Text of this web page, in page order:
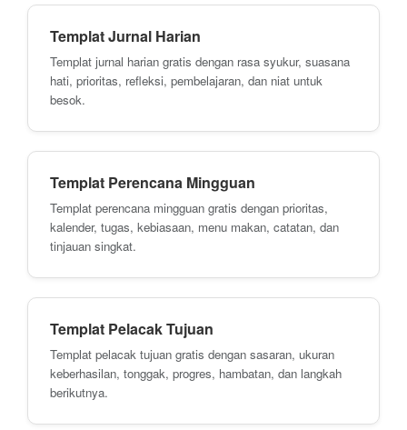
Templat Jurnal Harian
Templat jurnal harian gratis dengan rasa syukur, suasana
hati, prioritas, refleksi, pembelajaran, dan niat untuk
besok.
Templat Perencana Mingguan
Templat perencana mingguan gratis dengan prioritas,
kalender, tugas, kebiasaan, menu makan, catatan, dan
tinjauan singkat.
Templat Pelacak Tujuan
Templat pelacak tujuan gratis dengan sasaran, ukuran
keberhasilan, tonggak, progres, hambatan, dan langkah
berikutnya.